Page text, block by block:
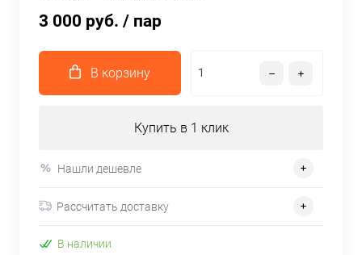
3 000 руб. / пар
В корзину
Купить в 1 клик
Нашли дешевле
Рассчитать доставку
В наличии